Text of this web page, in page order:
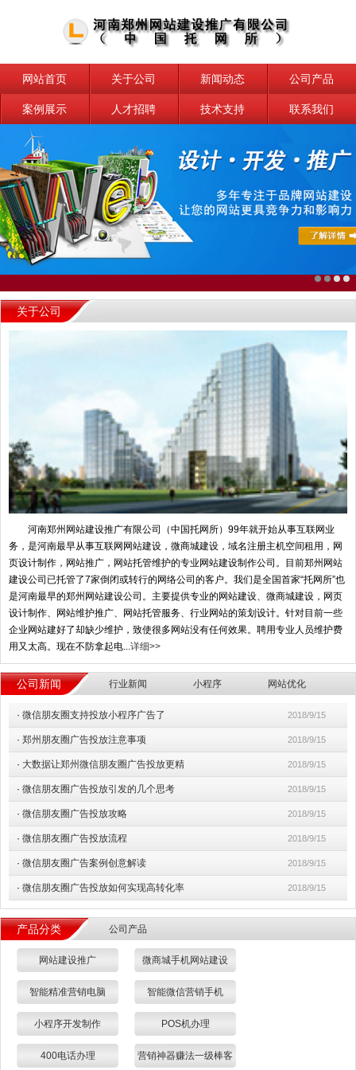
网站首页 关于公司 新闻动态 公司产品
案例展示 人才招聘 技术支持 联系我们
关于公司
河南郑州网站建设推广有限公司（中国托网所）99年就开始从事互联网业
务，是河南最早从事互联网网站建设，微商城建设，域名注册主机空间租用，网
页设计制作，网站推广，网站托管维护的专业网站建设制作公司。目前郑州网站
建设公司已托管了7家倒闭或转行的网络公司的客户。我们是全国首家“托网所”也
是河南最早的郑州网站建设公司。主要提供专业的网站建设、微商城建设，网页
设计制作、网站维护推广、网站托管服务、行业网站的策划设计。针对目前一些
企业网站建好了却缺少维护，致使很多网站没有任何效果。聘用专业人员维护费
用又太高。现在不防拿起电...详细>>
公司新闻 行业新闻 小程序 网站优化
· 微信朋友圈支持投放小程序广告了 2018/9/15
· 郑州朋友圈广告投放注意事项 2018/9/15
· 大数据让郑州微信朋友圈广告投放更精 2018/9/15
· 微信朋友圈广告投放引发的几个思考 2018/9/15
· 微信朋友圈广告投放攻略 2018/9/15
· 微信朋友圈广告投放流程 2018/9/15
· 微信朋友圈广告案例创意解读 2018/9/15
· 微信朋友圈广告投放如何实现高转化率 2018/9/15
产品分类 公司产品
网站建设推广 微商城手机网站建设
智能精准营销电脑 智能微信营销手机
小程序开发制作 POS机办理
400电话办理 营销神器赚法一级棒客